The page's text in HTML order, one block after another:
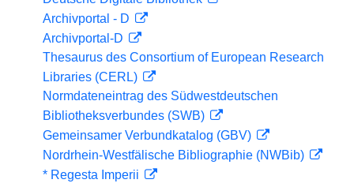
Archivportal - D
Archivportal-D
Thesaurus des Consortium of European Research
Libraries (CERL)
Normdateneintrag des Südwestdeutschen
Bibliotheksverbundes (SWB)
Gemeinsamer Verbundkatalog (GBV)
Nordrhein-Westfälische Bibliographie (NWBib)
* Regesta Imperii